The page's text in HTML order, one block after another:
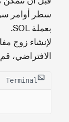
سطر أوامر
بعملة SOL.
لإنشاء زوج
الافتراضي،
Terminal